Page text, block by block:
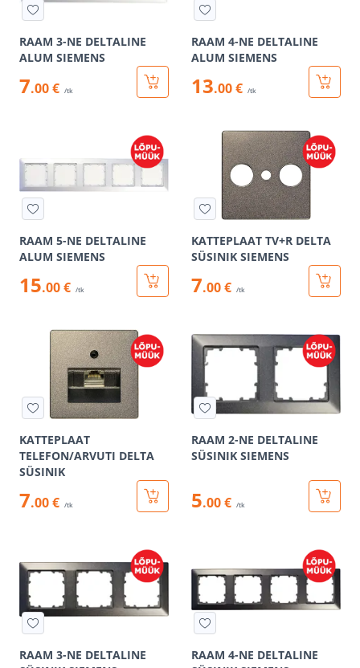
RAAM 3-NE DELTALINE
ALUM SIEMENS
7.00 € /tk
RAAM 4-NE DELTALINE
ALUM SIEMENS
13.00 € /tk
RAAM 5-NE DELTALINE
ALUM SIEMENS
15.00 € /tk
KATTEPLAAT TV+R DELTA
SÜSINIK SIEMENS
7.00 € /tk
KATTEPLAAT
TELEFON/ARVUTI DELTA
SÜSINIK
7.00 € /tk
RAAM 2-NE DELTALINE
SÜSINIK SIEMENS
5.00 € /tk
RAAM 3-NE DELTALINE
RAAM 4-NE DELTALINE